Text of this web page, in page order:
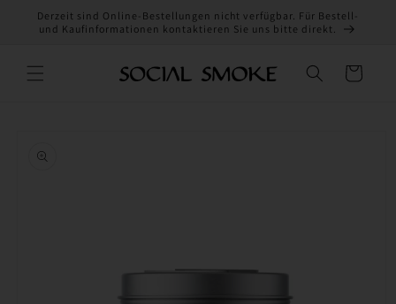
zum
Inhalt
Derzeit sind Online-Bestellungen nicht verfügbar. Für Bestell-
und Kaufinformationen kontaktieren Sie uns bitte direkt.
Warenkorb